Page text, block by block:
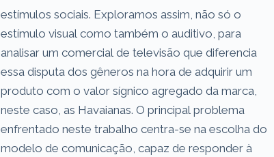
estímulos sociais. Exploramos assim, não só o
estímulo visual como também o auditivo, para
analisar um comercial de televisão que diferencia
essa disputa dos gêneros na hora de adquirir um
produto com o valor sígnico agregado da marca,
neste caso, as Havaianas. O principal problema
enfrentado neste trabalho centra-se na escolha do
modelo de comunicação, capaz de responder à